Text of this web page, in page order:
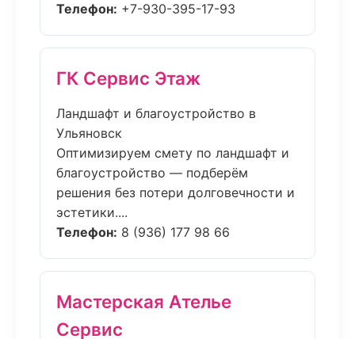
Телефон: +7-930-395-17-93
ГК Сервис Этаж
Ландшафт и благоустройство в
Ульяновск
Оптимизируем смету по ландшафт и
благоустройство — подберём
решения без потери долговечности и
эстетики....
Телефон: 8 (936) 177 98 66
Мастерская Ателье
Сервис